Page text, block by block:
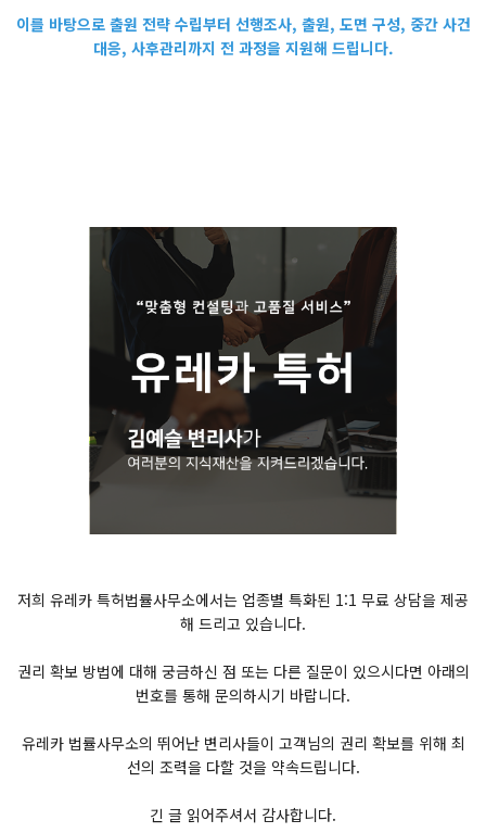
이를 바탕으로 출원 전략 수립부터 선행조사, 출원, 도면 구성, 중간 사건
대응, 사후관리까지 전 과정을 지원해 드립니다.
저희 유레카 특허법률사무소에서는 업종별 특화된 1:1 무료 상담을 제공
해 드리고 있습니다.
권리 확보 방법에 대해 궁금하신 점 또는 다른 질문이 있으시다면 아래의
번호를 통해 문의하시기 바랍니다.
유레카 법률사무소의 뛰어난 변리사들이 고객님의 권리 확보를 위해 최
선의 조력을 다할 것을 약속드립니다.
긴 글 읽어주셔서 감사합니다.